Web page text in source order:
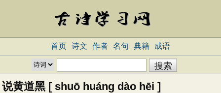
首页 诗文 作者 名句 典籍 成语
说黄道黑 [ shuō huáng dào hēi ]